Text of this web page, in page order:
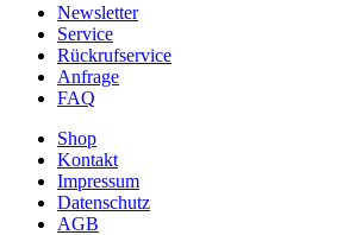
Newsletter
Service
Rückrufservice
Anfrage
FAQ
Shop
Kontakt
Impressum
Datenschutz
AGB